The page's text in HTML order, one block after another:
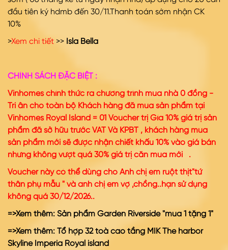
đầu tiên ký hdmb đến 30/11.Thanh toán sớm nhận CK
10%
>Xem chi tiết >> Isla Bella
CHÍNH SÁCH ĐẶC BIỆT :
Vinhomes chính thức ra chương trình mua nhà 0 đồng -
Tri ân cho toàn bộ Khách hàng đã mua sản phẩm tại
Vinhomes Royal Island = 01 Voucher trị Gía 10% giá trị sản
phẩm đã sở hữu trước VAT Và KPBT , khách hàng mua
sản phẩm mới sẽ được nhận chiết khấu 10% vào giá bán
nhưng không vượt quá 30% giá trị căn mua mới .
Voucher này có thể dùng cho Anh chị em ruột thịt"tứ
thân phụ mẫu " và anh chị em vợ ,chồng..hạn sử dụng
không quá 30/12/2026..
=>Xem thêm: Sản phẩm Garden Riverside "mua 1 tặng 1"
=>Xem thêm: Tổ hợp 32 toà cao tầng MIK The harbor
Skyline Imperia Royal island